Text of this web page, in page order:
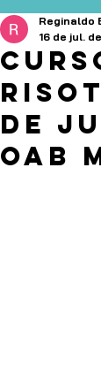
de
oab
Reginaldo
16 de jul.